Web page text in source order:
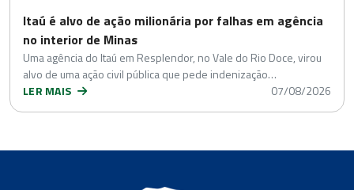
Itaú é alvo de ação milionária por falhas em agência
no interior de Minas
Uma agência do Itaú em Resplendor, no Vale do Rio Doce, virou
alvo de uma ação civil pública que pede indenização…
LER MAIS
07/08/2026